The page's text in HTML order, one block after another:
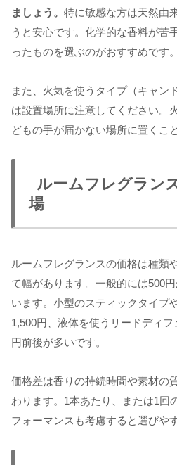
ましょう。 特に敏感な方は天然由
うと安心です。化学的な香料が苦
ったものを選ぶのがおすすめです。
また、火気を使うタイプ（キャン
は設置場所に注意してください。
どもの手が届かない場所に置くこ
ルームフレグラン
場
ルームフレグランスの価格は種類
て幅があります。一般的には500
います。小型のスティックタイプ
1,500円、液体を使うリードディ
円前後が多いです。
価格差は香りの持続時間や素材の
わります。1本あたり、または1回
フォーマンスも考慮すると選びや